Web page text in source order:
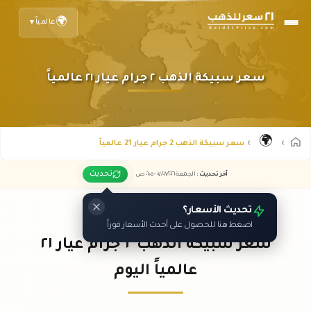
🌍عالمياً ▼
سعر سبيكة الذهب ٢ جرام عيار ٢١ عالمياً
🌍 سعر سبيكة الذهب 2 جرام عيار 21 عالمياً
آخر تحديث : الجمعة ٠٧ /٠٨/٢٠٢٦ - ٠٦:٠٥ ص تحديث
تحديث الأسعار؟
اضغط هنا للحصول على أحدث الأسعار فوراً
سعر سبيكة الذهب ٢ جرام عيار ٢١
عالمياً اليوم